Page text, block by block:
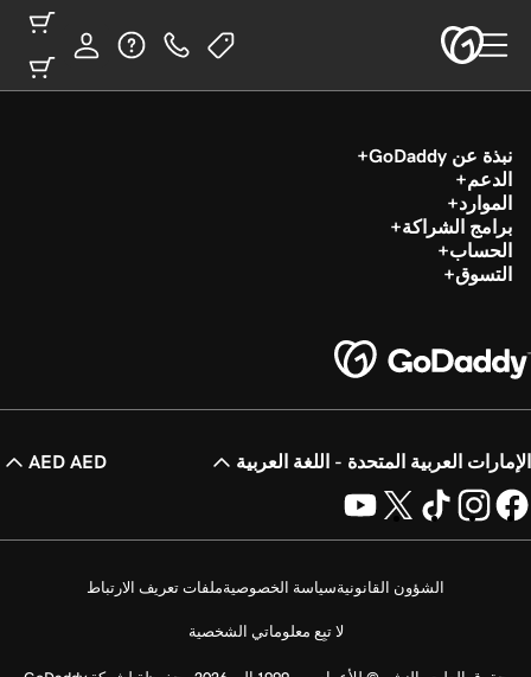
نبذة عن GoDaddy
الدعم
الموارد
برامج الشراكة
الحساب
التسوق
الإمارات العربية المتحدة - اللغة العربية AED AED
الشؤون القانونيةسياسة الخصوصيةملفات تعريف الارتباط
لا تبِع معلوماتي الشخصية